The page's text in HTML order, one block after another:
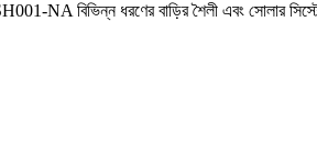
বিভিন্ন ধরণের বাড়ির শৈলী এবং সোলার